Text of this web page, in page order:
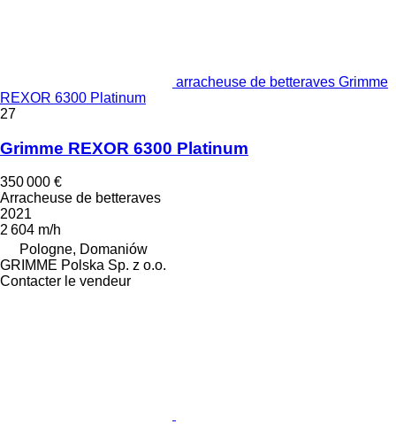
arracheuse de betteraves Grimme
REXOR 6300 Platinum
27
Grimme REXOR 6300 Platinum
350 000 €
Arracheuse de betteraves
2021
2 604 m/h
Pologne, Domaniów
GRIMME Polska Sp. z o.o.
Contacter le vendeur